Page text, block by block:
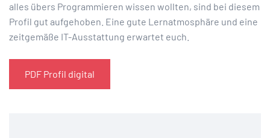
alles übers Programmieren wissen wollten, sind bei diesem
Profil gut aufgehoben. Eine gute Lernatmosphäre und eine
zeitgemäße IT-Ausstattung erwartet euch.
PDF Profil digital